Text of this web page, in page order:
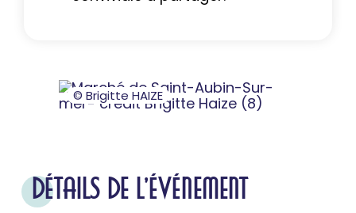
© Brigitte HAIZE
DÉTAILS DE L'ÉVÉNEMENT